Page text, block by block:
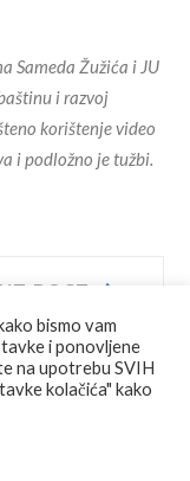
Sameda Žužića i JU
i razvoj
korištenje video
i podložno je tužbi.
POST
bismo vam
i ponovljene
na upotrebu SVIH
kolačića" kako